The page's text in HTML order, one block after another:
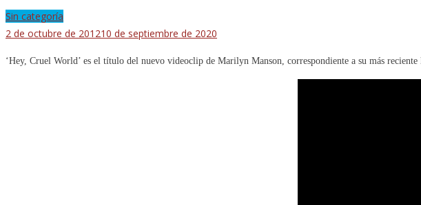
Sin categoría
2 de octubre de 201210 de septiembre de 2020
‘Hey, Cruel World’ es el título del nuevo videoclip de Marilyn Manson, correspondiente a su más